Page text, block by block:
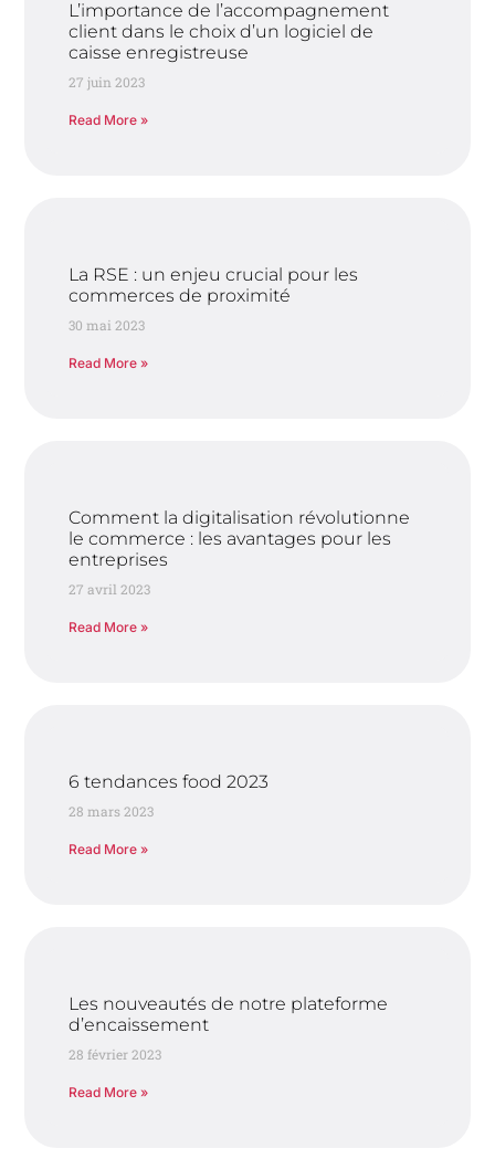
L’importance de l’accompagnement
client dans le choix d’un logiciel de
caisse enregistreuse
27 juin 2023
Read More »
La RSE : un enjeu crucial pour les
commerces de proximité
30 mai 2023
Read More »
Comment la digitalisation révolutionne
le commerce : les avantages pour les
entreprises
27 avril 2023
Read More »
6 tendances food 2023
28 mars 2023
Read More »
Les nouveautés de notre plateforme
d’encaissement
28 février 2023
Read More »